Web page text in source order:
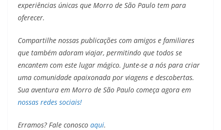
experiências únicas que Morro de São Paulo tem para
oferecer.
Compartilhe nossas publicações com amigos e familiares
que também adoram viajar, permitindo que todos se
encantem com este lugar mágico. Junte-se a nós para criar
uma comunidade apaixonada por viagens e descobertas.
Sua aventura em Morro de São Paulo começa agora em
nossas redes sociais!
Erramos? Fale conosco aqui.